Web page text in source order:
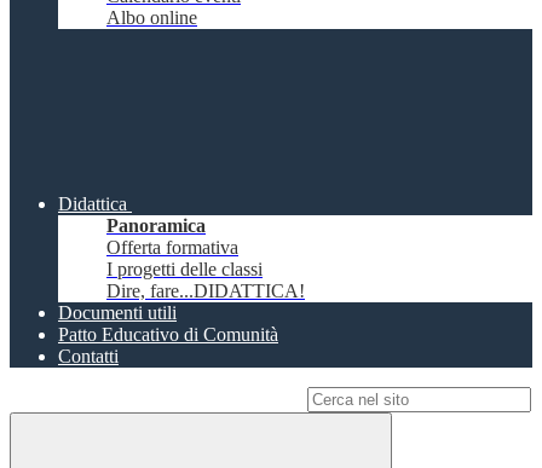
Albo online
Didattica
Panoramica
Offerta formativa
I progetti delle classi
Dire, fare...DIDATTICA!
Documenti utili
Patto Educativo di Comunità
Contatti